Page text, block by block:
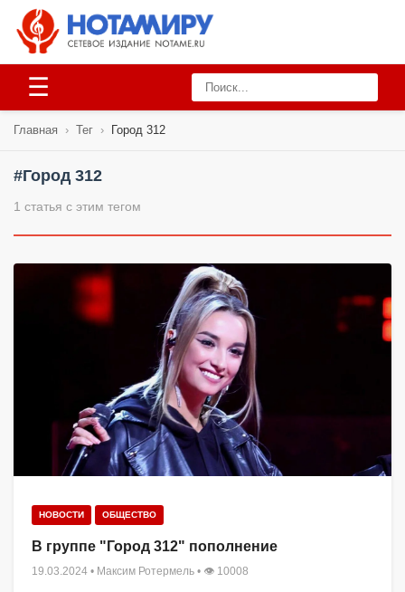
☰
Главная › Тег › Город 312
#Город 312
1 статья с этим тегом
НОВОСТИ ОБЩЕСТВО
В группе "Город 312" пополнение
19.03.2024 • Максим Ротермель • 👁 10008